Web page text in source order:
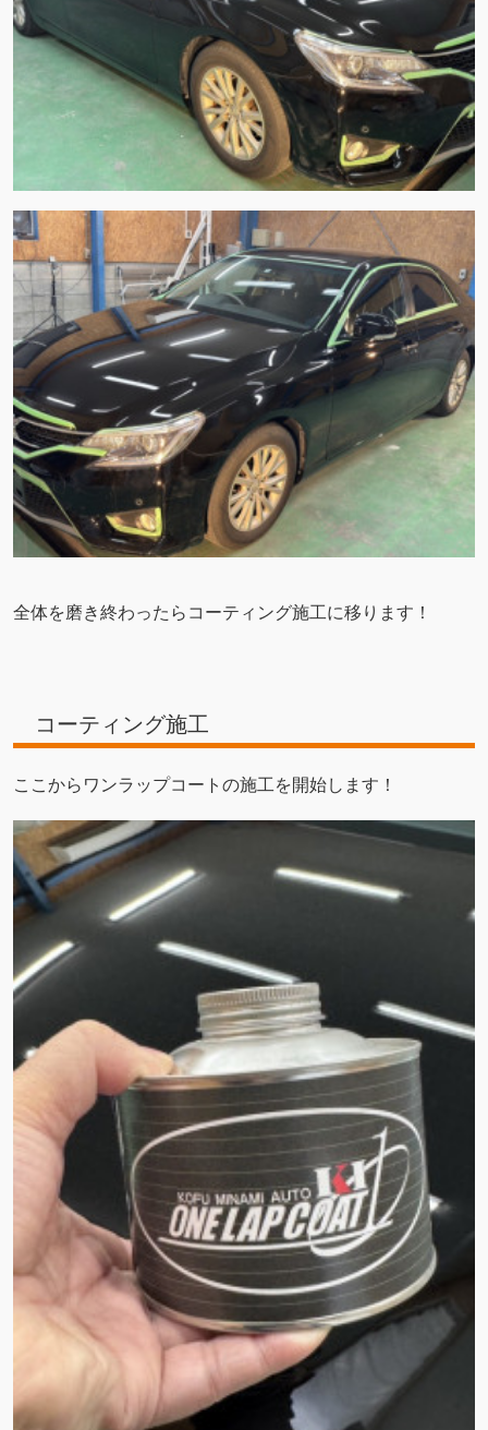
全体を磨き終わったらコーティング施工に移ります！
コーティング施工
ここからワンラップコートの施工を開始します！